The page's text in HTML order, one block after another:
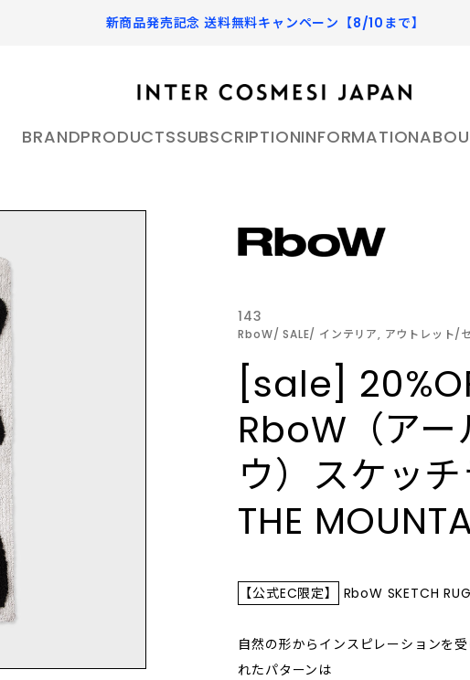
新商品発売記念 送料無料キャンペーン【8/10まで】
BRANDPRODUCTSSUBSCRIPTIONINFORMATION
アールボウ）は、香りやパッ
ジデザインを通して日々の生活に
ートを取り入れ、 自身そのものをア
ティスティックに表現することを提
るアートプラットフォームブラン
ンド名の「RboW」とは
を意味し、多くの人が愛する自然現
である虹のように、 「RboW」のア
ムを手にしたとき"美しい偶然" "嬉
出逢い" を感じてもらいたいとい
いが込められています。 日常に溶
む「RboW」の香りは、不要な要
を省き直感的でシンプル。 最も身近
ARTとなり得る、ボディケアやフレ
ランス、インテリア雑貨などを取り
ております。
ア
へメット
高いプロダクトを目指しな
よりも実用性を重視し、日
う機能美を追求した製品を
が記憶と感覚を刺激し、日
きを特別な瞬間へと変え、
癒しをもらたします。 深呼吸をしたく
なるようなクリーンで純粋
実用を超えて完成に届く体
存在感で一日に深みを添え
ピルソ 公式オンラインストア
ソ
は自然由来の成分を重視し、肌
優しい製品作りをしています。さま
まな肌タイプのお客さまが使用でき
う、刺激のないマイルドな成分に
わり、研究を重ねています。そこ
が最も注目したのは、化粧品
基本となる水です。精製水ではなく
ラシアウォーター(氷河⽔)で作られ
スキンケアをはじめメイクアップ製
開発。 氷河水は、数万年前から形
れていた外部汚染されていない最
【純粋な水】とされており、 水より
分の１以上小さい粒子によって肌へ
ラインストア
ポルタメント
“Portamento（ポルタメ
は、滑らかに音程が変わる
するイタリア語が 語源で、
美しさ」をテーマとしたク
ーティー・ブランドです。 自分にとっ
て本質的で、自然体でいら
く。グラデーションを描き
ンスピレーションとエナジ
プロダクトを開発しています
が
品
SKIN CARE
スキンケア
れが心地よく充実するようなこだわり
の商品をセレクトしています。
り
ア
HAND&LIP
ハンド&リップ
手先のうるおいを保つ優れた効果と、
使いやすいテクスチャー。個性的な香
りで癒やされるハンドクリームを数多
く取り揃えています。
ド
適
け
を
揃
OUTLET／SALE
アウトレット/セール
人気のアイテムが見つかるかも。
く入荷してしまった商品まで…在庫限
143
RboW SALE インテリア, アウトレット/
[sale]
RboW（アー
ウ）スケッ
THE
【公式EC限定】 RboW SKETCH
自然の形からインスピレーションを
れたパターンは